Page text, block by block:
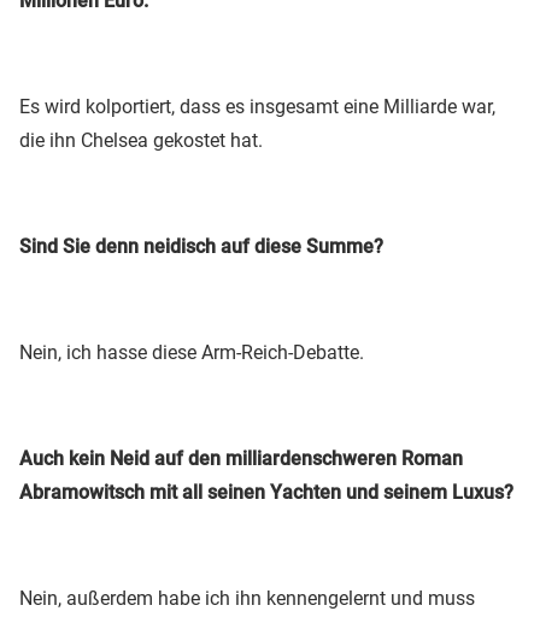
Es wird kolportiert, dass es insgesamt eine Milliarde war,
die ihn Chelsea gekostet hat.
Sind Sie denn neidisch auf diese Summe?
Nein, ich hasse diese Arm-Reich-Debatte.
Auch kein Neid auf den milliardenschweren Roman
Abramowitsch mit all seinen Yachten und seinem Luxus?
Nein, außerdem habe ich ihn kennengelernt und muss